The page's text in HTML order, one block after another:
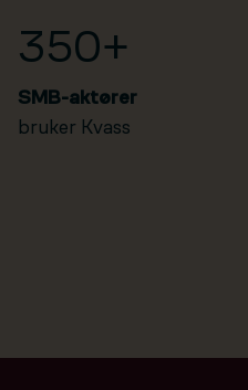
350+
SMB-aktører
bruker Kvass